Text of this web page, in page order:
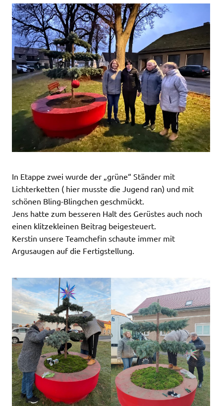
In Etappe zwei wurde der „grüne“ Ständer mit
Lichterketten ( hier musste die Jugend ran) und mit
schönen Bling-Blingchen geschmückt.
Jens hatte zum besseren Halt des Gerüstes auch noch
einen klitzekleinen Beitrag beigesteuert.
Kerstin unsere Teamchefin schaute immer mit
Argusaugen auf die Fertigstellung.